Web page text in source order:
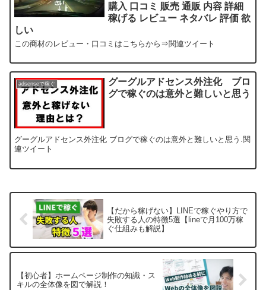
購入 口コミ 販売 通販 内容 詳細
稼げる レビュー ネタバレ 評価 欲
しい
この商材のレビュー・口コミはこちらから⇒関連ツイート
adsenseで稼ぐ
グーグルアドセンス外注化 ブロ
グで稼ぐのは意外と難しいと思う
グーグルアドセンス外注化 ブログで稼ぐのは意外と難しいと思う.関
連ツイート
【だから稼げない】LINEで稼ぐやり方で
失敗する人の特徴5選【lineで月100万稼
ぐ仕組みも解説】
【初心者】ホームページ制作の知識・ス
キルの全体像を図で解説！